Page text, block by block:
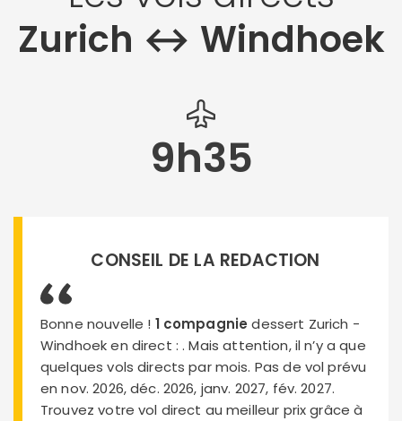
Zurich ↔︎ Windhoek
9h35
CONSEIL DE LA REDACTION
Bonne nouvelle ! 1 compagnie dessert Zurich -
Windhoek en direct :. Mais attention, il n’y a que
quelques vols directs par mois. Pas de vol prévu
en nov. 2026, déc. 2026, janv. 2027, fév. 2027.
Trouvez votre vol direct au meilleur prix grâce à